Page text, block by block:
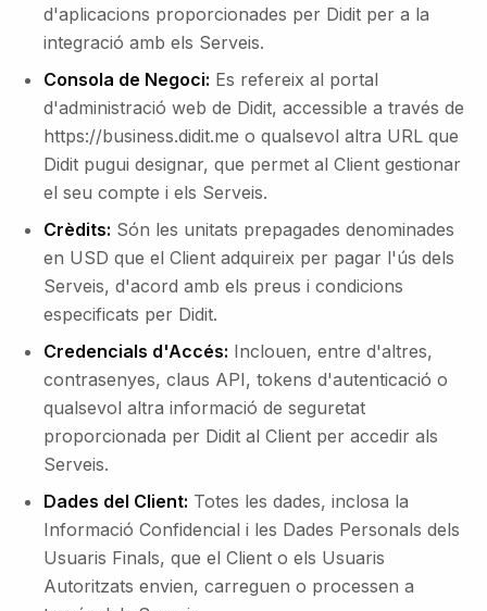
d'aplicacions proporcionades per Didit per a la
integració amb els Serveis.
Consola de Negoci: Es refereix al portal
d'administració web de Didit, accessible a través de
https://business.didit.me o qualsevol altra URL que
Didit pugui designar, que permet al Client gestionar
el seu compte i els Serveis.
Crèdits: Són les unitats prepagades denominades
en USD que el Client adquireix per pagar l'ús dels
Serveis, d'acord amb els preus i condicions
especificats per Didit.
Credencials d'Accés: Inclouen, entre d'altres,
contrasenyes, claus API, tokens d'autenticació o
qualsevol altra informació de seguretat
proporcionada per Didit al Client per accedir als
Serveis.
Dades del Client: Totes les dades, inclosa la
Informació Confidencial i les Dades Personals dels
Usuaris Finals, que el Client o els Usuaris
Autoritzats envien, carreguen o processen a